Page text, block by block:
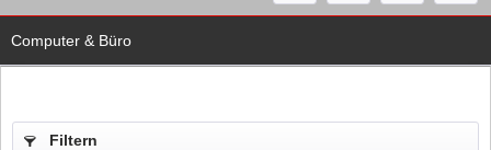
Computer & Büro
Filtern